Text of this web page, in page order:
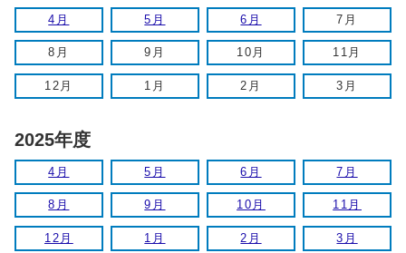
4月 5月 6月 7月
8月 9月 10月 11月
12月 1月 2月 3月
2025年度
4月 5月 6月 7月
8月 9月 10月 11月
12月 1月 2月 3月